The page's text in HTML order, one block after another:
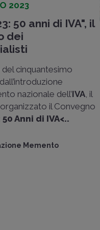
2023
50 anni di IVA", il
dei
cinquantesimo
nazionale dell’IVA , il
il Convegno
Anni di IVA<..
Memento